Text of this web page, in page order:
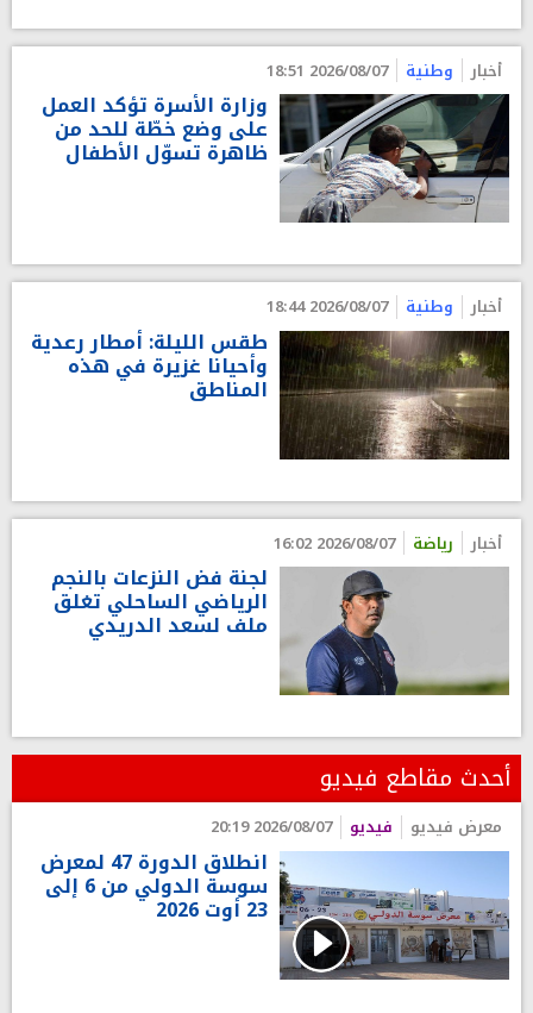
أخبار وطنية 2026/08/07 18:51
وزارة الأسرة تؤكد العمل
على وضع خطّة للحد من
ظاهرة تسوّل الأطفال
أخبار وطنية 2026/08/07 18:44
طقس الليلة: أمطار رعدية
وأحيانا غزيرة في هذه
المناطق
أخبار رياضة 2026/08/07 16:02
لجنة فض النزعات بالنجم
الرياضي الساحلي تغلق
ملف لسعد الدريدي
أحدث مقاطع فيديو
معرض فيديو فيديو 2026/08/07 20:19
انطلاق الدورة 47 لمعرض
سوسة الدولي من 6 إلى
23 أوت 2026